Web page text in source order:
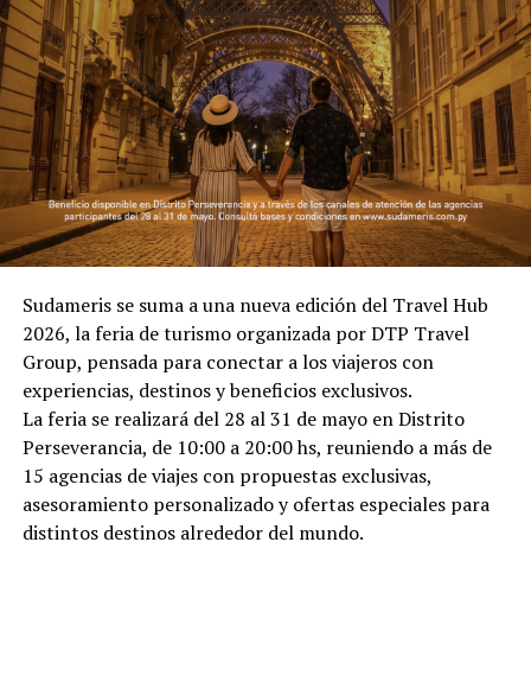
Sudameris se suma a una nueva edición del Travel Hub
2026, la feria de turismo organizada por DTP Travel
Group, pensada para conectar a los viajeros con
experiencias, destinos y beneficios exclusivos.
La feria se realizará del 28 al 31 de mayo en Distrito
Perseverancia, de 10:00 a 20:00 hs, reuniendo a más de
15 agencias de viajes con propuestas exclusivas,
asesoramiento personalizado y ofertas especiales para
distintos destinos alrededor del mundo.